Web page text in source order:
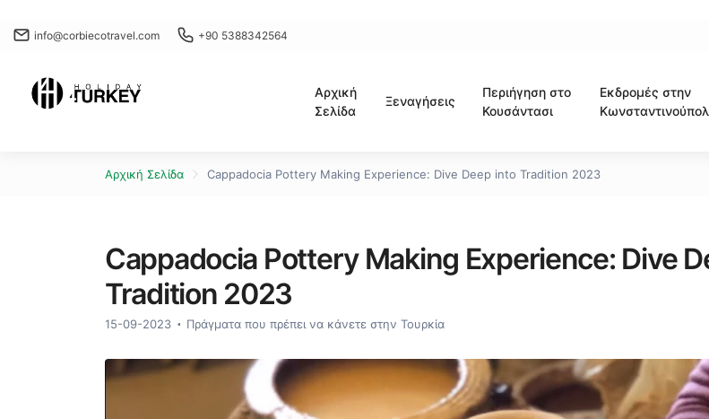
info@corbiecotravel.com +90 5388342564
Αρχική
Σελίδα
Ξεναγήσεις
Περιήγηση στο
Κουσάντασι
Εκδρομές στην
Αρχική Σελίδα Cappadocia Pottery Making Experience: Dive Deep into Tradition 2023
Cappadocia Pottery Making Experience: Dive
Tradition 2023
15-09-2023 Πράγματα που πρέπει να κάνετε στην Τουρκία